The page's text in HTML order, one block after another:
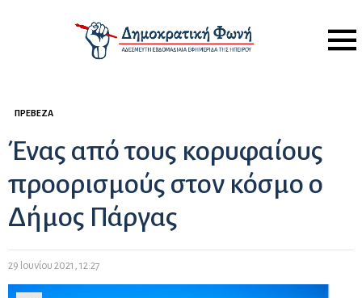
Menu
ΠΡΈΒΕΖΑ
Ένας από τους κορυφαίους
προορισμούς στον κόσμο ο
Δήμος Πάργας
29 Ιουνίου 2021, 12:27